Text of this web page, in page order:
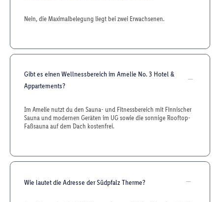
Nein, die Maximalbelegung liegt bei zwei Erwachsenen.
Gibt es einen Wellnessbereich im Amelie No. 3 Hotel &
Appartements?
Im Amelie nutzt du den Sauna- und Fitnessbereich mit Finnischer
Sauna und modernen Geräten im UG sowie die sonnige Rooftop-
Faßsauna auf dem Dach kostenfrei.
Wie lautet die Adresse der Südpfalz Therme?